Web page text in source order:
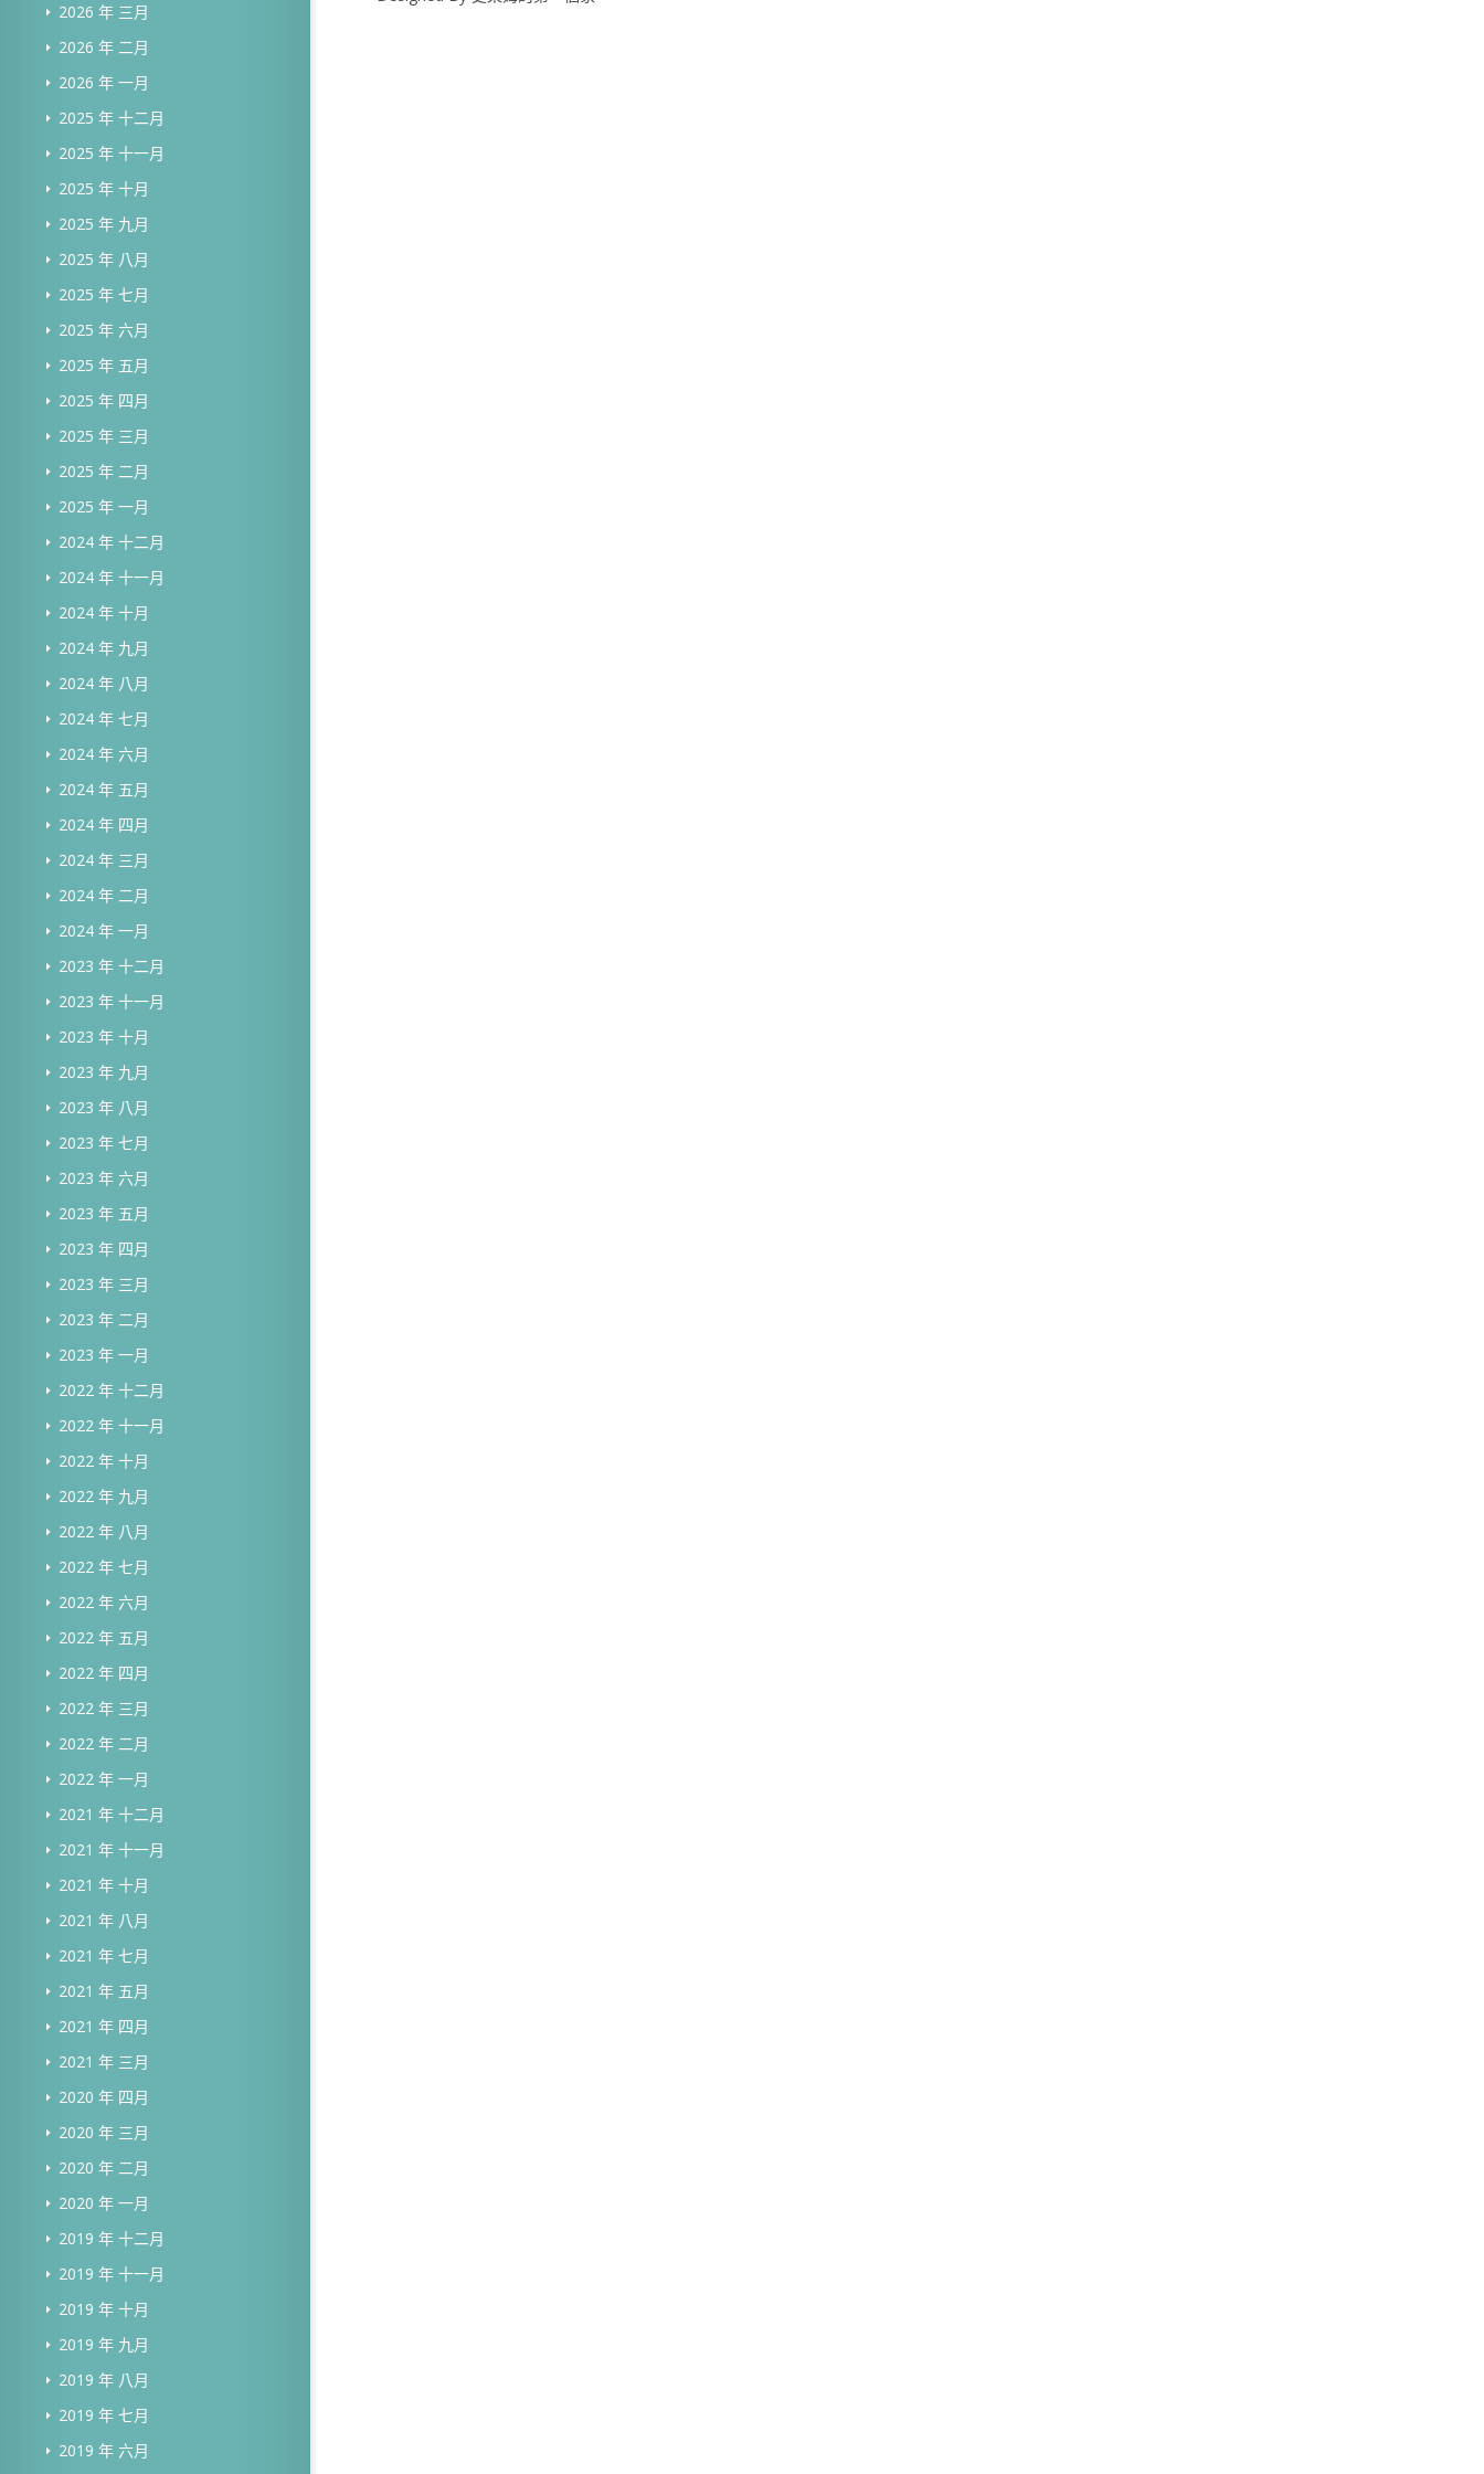
2026 年 三月
2026 年 二月
2026 年 一月
2025 年 十二月
2025 年 十一月
2025 年 十月
2025 年 九月
2025 年 八月
2025 年 七月
2025 年 六月
2025 年 五月
2025 年 四月
2025 年 三月
2025 年 二月
2025 年 一月
2024 年 十二月
2024 年 十一月
2024 年 十月
2024 年 九月
2024 年 八月
2024 年 七月
2024 年 六月
2024 年 五月
2024 年 四月
2024 年 三月
2024 年 二月
2024 年 一月
2023 年 十二月
2023 年 十一月
2023 年 十月
2023 年 九月
2023 年 八月
2023 年 七月
2023 年 六月
2023 年 五月
2023 年 四月
2023 年 三月
2023 年 二月
2023 年 一月
2022 年 十二月
2022 年 十一月
2022 年 十月
2022 年 九月
2022 年 八月
2022 年 七月
2022 年 六月
2022 年 五月
2022 年 四月
2022 年 三月
2022 年 二月
2022 年 一月
2021 年 十二月
2021 年 十一月
2021 年 十月
2021 年 八月
2021 年 七月
2021 年 五月
2021 年 四月
2021 年 三月
2020 年 四月
2020 年 三月
2020 年 二月
2020 年 一月
2019 年 十二月
2019 年 十一月
2019 年 十月
2019 年 九月
2019 年 八月
2019 年 七月
2019 年 六月